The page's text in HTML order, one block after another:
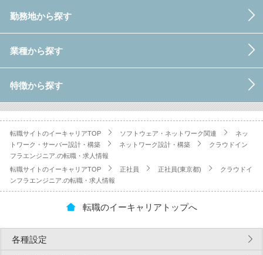
勤務地から探す
業種から探す
特徴から探す
転職サイトのイーキャリアTOP ソフトウェア・ネットワーク関連
ネッ
トワーク・サーバー設計・構築
ネットワーク設計・構築
クラウドイン
フラエンジニア.の転職・求人情報
転職サイトのイーキャリアTOP
正社員 正社員(東京都)
クラウドイ
ンフラエンジニア.の転職・求人情報
転職のイーキャリアトップへ
各種設定